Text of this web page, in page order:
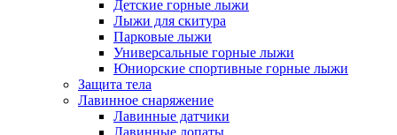
Детские горные лыжи
Лыжи для скитура
Парковые лыжи
Универсальные горные лыжи
Юниорские спортивные горные лыжи
Защита тела
Лавинное снаряжение
Лавинные датчики
Лавинные лопаты